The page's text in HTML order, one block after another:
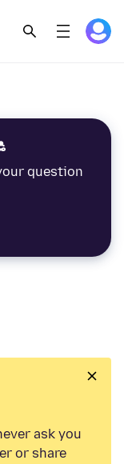
question
ask you
or share